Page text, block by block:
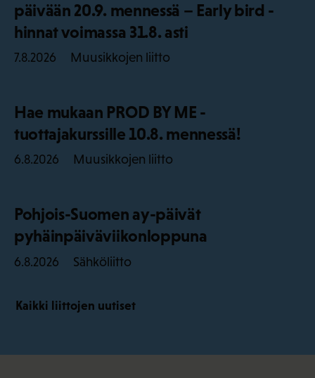
päivään 20.9. mennessä – Early bird -
hinnat voimassa 31.8. asti
7.8.2026 Muusikkojen liitto
Hae mukaan PROD BY ME -
tuottajakurssille 10.8. mennessä!
6.8.2026 Muusikkojen liitto
Pohjois-Suomen ay-päivät
pyhäinpäiväviikonloppuna
6.8.2026 Sähköliitto
Kaikki liittojen uutiset